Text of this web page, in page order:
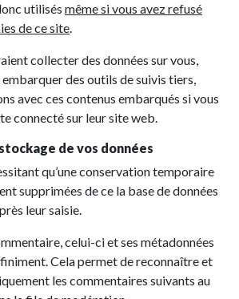
utilisés même si vous avez refusé
de ce site.
collecter des données sur vous,
des outils de suivis tiers,
avec ces contenus embarqués si vous
connecté sur leur site web.
de vos données
qu’une conservation temporaire
supprimées de ce la base de données
leur saisie.
celui-ci et ses métadonnées
Cela permet de reconnaître et
les commentaires suivants au